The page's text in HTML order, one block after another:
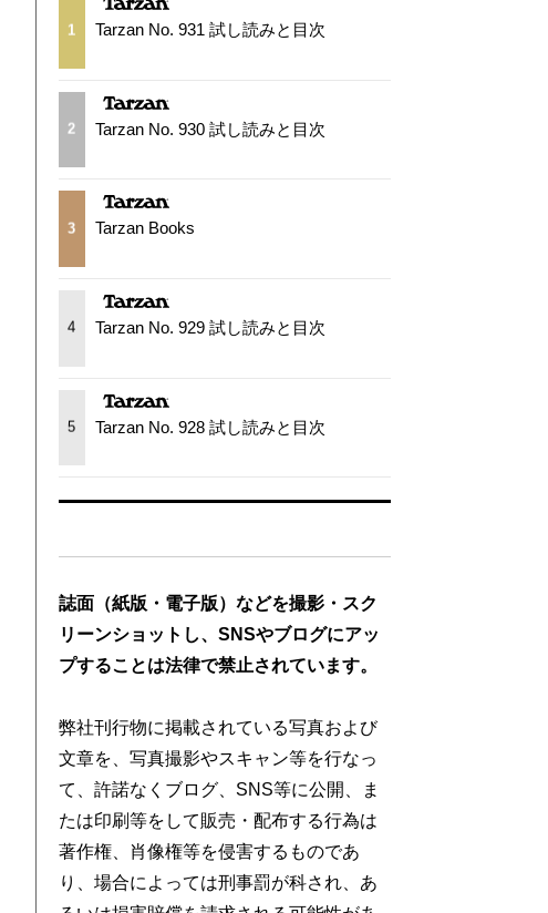
1 Tarzan No. 931 試し読みと目次
2 Tarzan No. 930 試し読みと目次
3 Tarzan Books
4 Tarzan No. 929 試し読みと目次
5 Tarzan No. 928 試し読みと目次
誌面（紙版・電子版）などを撮影・スク
リーンショットし、SNSやブログにアッ
プすることは法律で禁止されています。
弊社刊行物に掲載されている写真および
文章を、写真撮影やスキャン等を行なっ
て、許諾なくブログ、SNS等に公開、ま
たは印刷等をして販売・配布する行為は
著作権、肖像権等を侵害するものであ
り、場合によっては刑事罰が科され、あ